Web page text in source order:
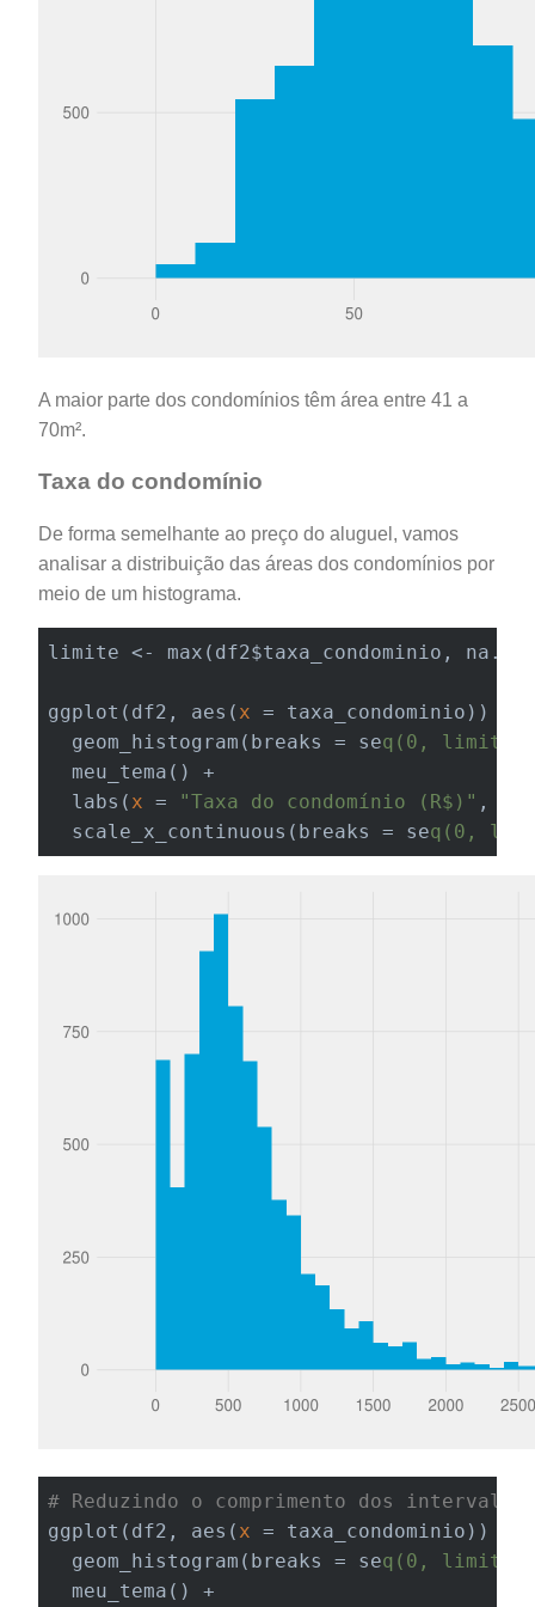
A maior parte dos condomínios têm área entre 41 a
70m².
Taxa do condomínio
De forma semelhante ao preço do aluguel, vamos
analisar a distribuição das áreas dos condomínios por
meio de um histograma.
limite <- max(df2$taxa_condominio, na.rm
ggplot(df2, aes( x = taxa_condominio)) +
  geom_histogram(breaks = se
q(0, limite,
  meu_tema() +
  labs(
x = "Taxa do condomínio (R$)" ,
  scale_x_continuous(breaks = se
q(0,
# Reduzindo o comprimento dos intervalos
ggplot(df2, aes( x = taxa_condominio)) +
  geom_histogram(breaks = se
q(0, limite,
  meu_tema() +